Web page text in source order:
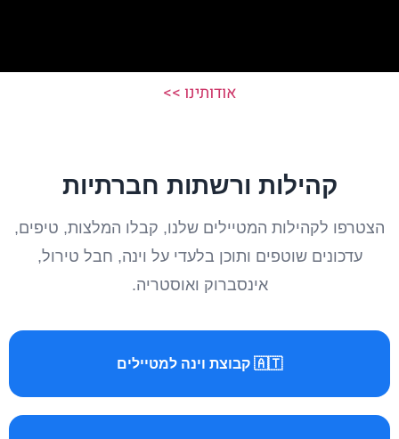
אודותינו >>
קהילות ורשתות חברתיות
הצטרפו לקהילות המטיילים שלנו, קבלו המלצות, טיפים,
עדכונים שוטפים ותוכן בלעדי על וינה, חבל טירול,
אינסברוק ואוסטריה.
🇦🇹 קבוצת וינה למטיילים